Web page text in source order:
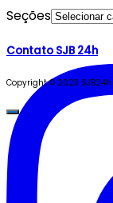
Seções
Contato SJB 24h
Copyright © 2023 SJB24h